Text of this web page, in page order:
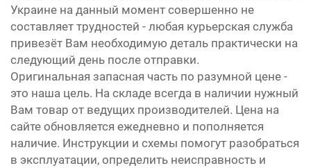
Украине на данный момент совершенно не
составляет трудностей - любая курьерская служба
привезёт Вам необходимую деталь практически на
следующий день после отправки.
Оригинальная запасная часть по разумной цене -
это наша цель. На складе всегда в наличии нужный
Вам товар от ведущих производителей. Цена на
сайте обновляется ежедневно и пополняется
наличие. Инструкции и схемы помогут разобраться
в эксплуатации, определить неисправность и